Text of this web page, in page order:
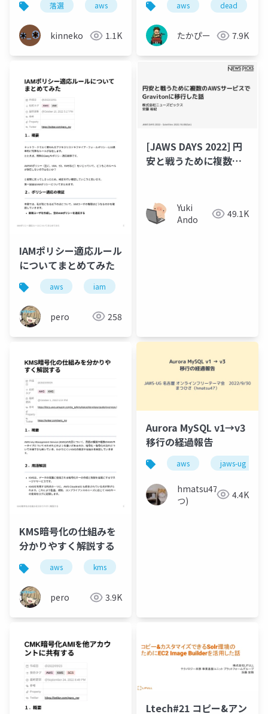
落選 aws aws control tower
kinneko 1.1K
aws dead
たかぴー 7.9K
IAMポリシー適応ルール
についてまとめてみた
aws iam
pero 258
[JAWS DAYS 2022] 円
安と戦うために複数の
Yuki
Ando
49.1K
KMS暗号化の仕組みを
分かりやすく解説する
aws kms
pero 3.9K
Aurora MySQL v1→v3
移行の経過報告
aws jaws-ug
hmatsu47(ま
つ)
4.4K
Ltech#21 コピー&アン